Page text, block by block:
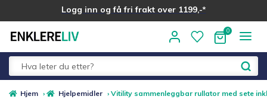
Logg inn og få fri frakt over 1199,-*
Alle kategorier
Fold
Hjem › Hjelpemidler › Vitility sammenleggbar rullator med sete